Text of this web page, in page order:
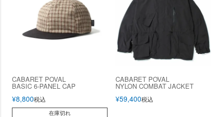
CABARET POVAL
BASIC 6-PANEL CAP
¥8,800税込
在庫切れ
CABARET POVAL
NYLON COMBAT JACKET
¥59,400税込